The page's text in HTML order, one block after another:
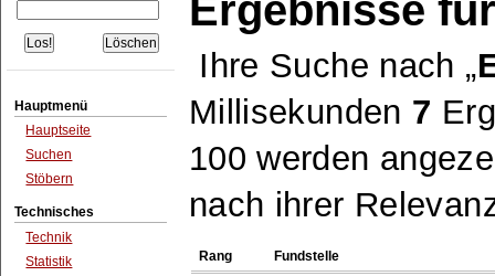
Hauptmenü
Hauptseite
Suchen
Stöbern
Technisches
Technik
Statistik
Ihre Suche nach
Millisekunden 7
100 werden
nach ihrer
Rang Fundstelle